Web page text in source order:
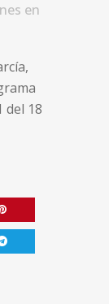
en
del 18